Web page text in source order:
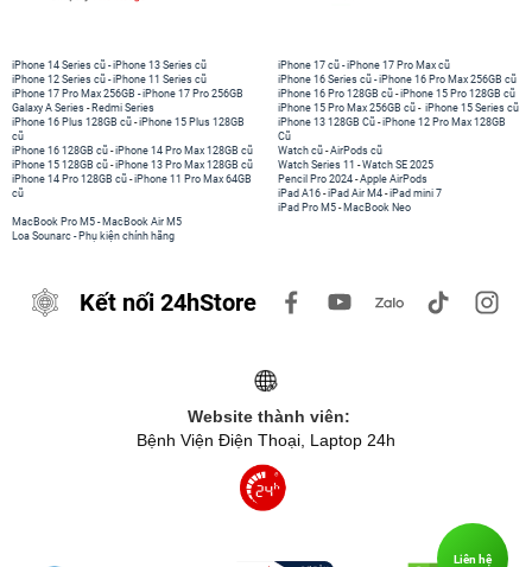
iPhone 14 Series cũ -iPhone 13 Series cũ
iPhone 12 Series cũ -iPhone 11 Series cũ
iPhone 17 Pro Max 256GB -iPhone 17 Pro 256GB
Galaxy A Series - Redmi Series
iPhone 17 cũ -iPhone 17 Pro Max cũ
iPhone 16 Series cũ - iPhone 16 Pro Max 256GB cũ
iPhone 16 Pro 128GB cũ -iPhone 15 Pro 128GB cũ
iPhone 15 Pro Max 256GB cũ - iPhone 15 Series cũ
iPhone 16 Plus 128GB cũ -iPhone 15 Plus 128GB
cũ
iPhone 16 128GB cũ -iPhone 14 Pro Max 128GB cũ
iPhone 15 128GB cũ -iPhone 13 Pro Max 128GB cũ
iPhone 14 Pro 128GB cũ -iPhone 11 Pro Max 64GB
cũ
iPhone 13 128GB Cũ -iPhone 12 Pro Max 128GB
Cũ
Watch cũ -AirPods cũ
Watch Series 11 -Watch SE 2025
Pencil Pro 2024 -Apple AirPods
iPad A16 -iPad Air M4 -iPad mini 7
iPad Pro M5 - MacBook Neo
MacBook Pro M5 - MacBook Air M5
Loa Sounarc - Phụ kiện chính hãng
Kết nối 24hStore
Website thành viên:
Bệnh Viện Điện Thoại, Laptop 24h
Liên hệ